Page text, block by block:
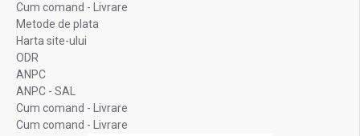
Cum comand - Livrare
Metode de plata
Harta site-ului
ODR
ANPC
ANPC - SAL
Cum comand - Livrare
Cum comand - Livrare